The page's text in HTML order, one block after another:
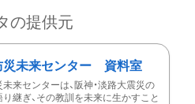
の提供元
災未来センター 資料室
未来センターは、阪神・淡路大震災の
継ぎ、その教訓を未来に生かすこと